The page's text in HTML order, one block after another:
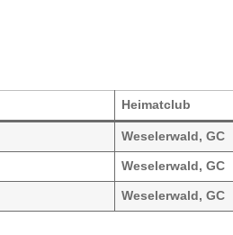
Heimatclub
Weselerwald, GC
Weselerwald, GC
Weselerwald, GC